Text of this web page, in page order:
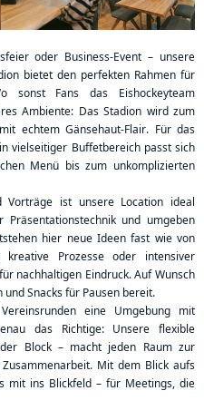
oder Business-Event – unsere
bietet den perfekten Rahmen für
sonst Fans das Eishockeyteam
Ambiente: Das Stadion wird zum
echtem Gänsehaut-Flair. Für das
vielseitiger Buffetbereich passt sich
Menü bis zum unkomplizierten
Vorträge ist unsere Location ideal
und umgeben
hier neue Ideen fast wie von
Prozesse oder intensiver
nachhaltigen Eindruck. Auf Wunsch
Snacks für Pausen bereit.
eine Umgebung mit
das Richtige: Unsere flexible
Block – macht jeden Raum zur
Mit dem Blick aufs
mit ins Blickfeld – für Meetings, die